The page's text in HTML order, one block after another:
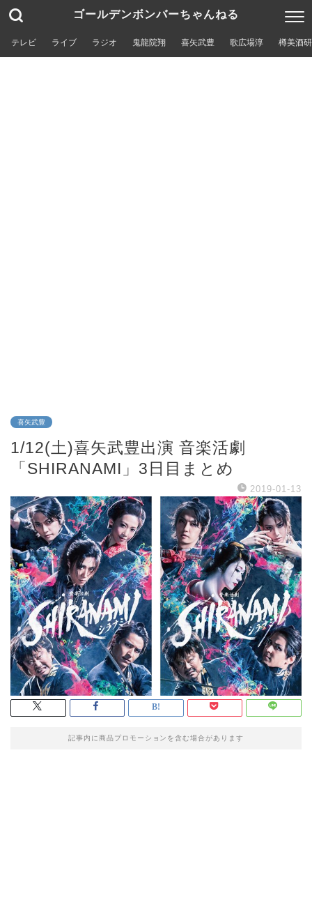
ゴールデンボンバーちゃんねる
テレビ ライブ ラジオ 鬼龍院翔 喜矢武豊 歌広場淳 樽美酒
喜矢武豊
1/12(土)喜矢武豊出演 音楽活劇
「SHIRANAMI」3日目まとめ
2019-01-13
記事内に商品プロモーションを含む場合があります